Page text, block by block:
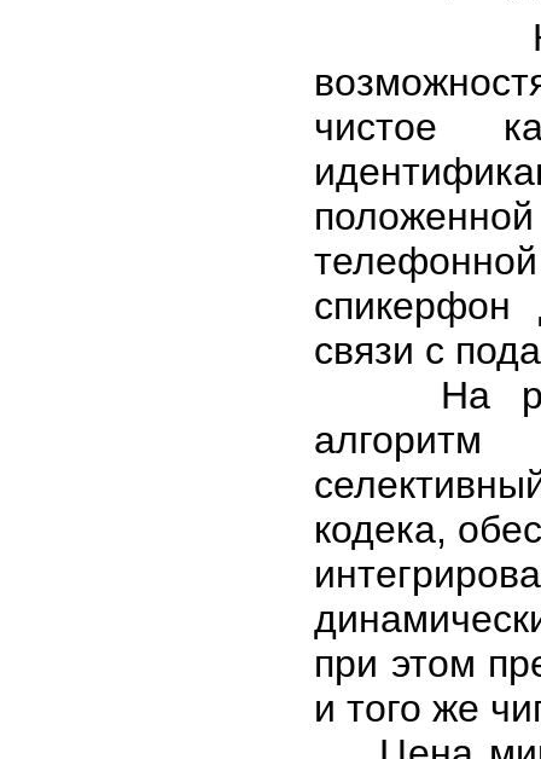
К
чистое
спикерфон
связи с
На
кодека,
при этом
и того же